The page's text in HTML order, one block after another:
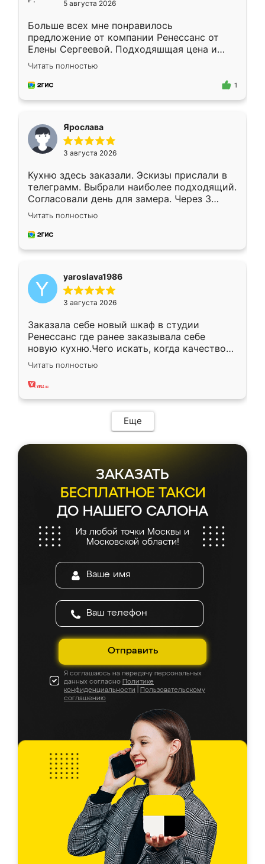
5 августа 2026
Больше всех мне понравилось
предложение от компании Ренессанс от
Елены Сергеевой. Подходяшщая цена и
короткие сроки изготовления. Приехавший
для замера сотрудник Владислав
предложил по моему эскизу самый
Читать полностью
1
Ярослава
3 августа 2026
Кухню здесь заказали. Эскизы прислали в
телеграмм. Выбрали наиболее подходящий.
Согласовали день для замера. Через 3
недели кухня была уже готова. Остались
довольны работой. Спасибо Ренессанс
мебель за качественную работу!
Читать полностью
yaroslava1986
3 августа 2026
Заказала себе новый шкаф в студии
Ренессанс где ранее заказывала себе
новую кухню.Чего искать, когда качеством
вполне довольна. Служит кухня уже почти
два года, нареканий нет.
Читать полностью
Еще
ЗАКАЗАТЬ
БЕСПЛАТНОЕ ТАКСИ
ДО НАШЕГО САЛОНА
Из любой точки Москвы и
Московской области!
Отправить
Я соглашаюсь на передачу персональных
данных согласно Политике
конфиденциальности
Пользовательскому
соглашению